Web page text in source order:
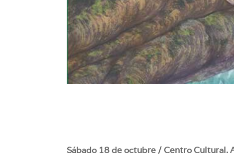
Sábado 18 de octubre / Centro